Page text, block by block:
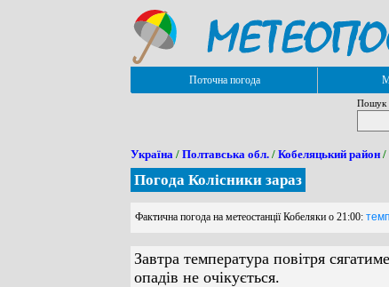
Поточна погода
Пошук
Україна / Полтавська обл. / Кобеляцький район /
Погода Колісники зараз
Фактична погода на метеостанції Кобеляки о 21:00:
Завтра температура повітря
опадів не очікується.